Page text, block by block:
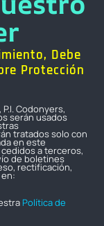
Debe
Protección
P.I. Codonyers,
serán usados
tratados solo con
en este
a terceros,
de boletines
rectificación,
Política de